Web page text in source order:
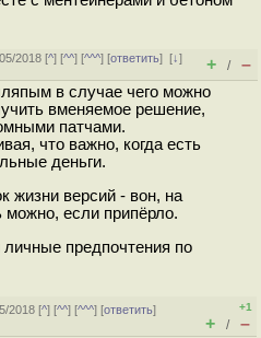
2018 [^] [^^] [^^^] [ответить][↓]
+ / –
в случае чего можно
вменяемое решение,
патчами.
что важно, когда есть
деньги.
жизни версий - вон, на
можно, если припёрло.
предпочтения по
2018 [^] [^^] [^^^] [ответить]
+1
+ / –